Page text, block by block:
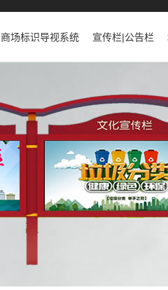
商场标识导视系统 宣传栏|公告栏